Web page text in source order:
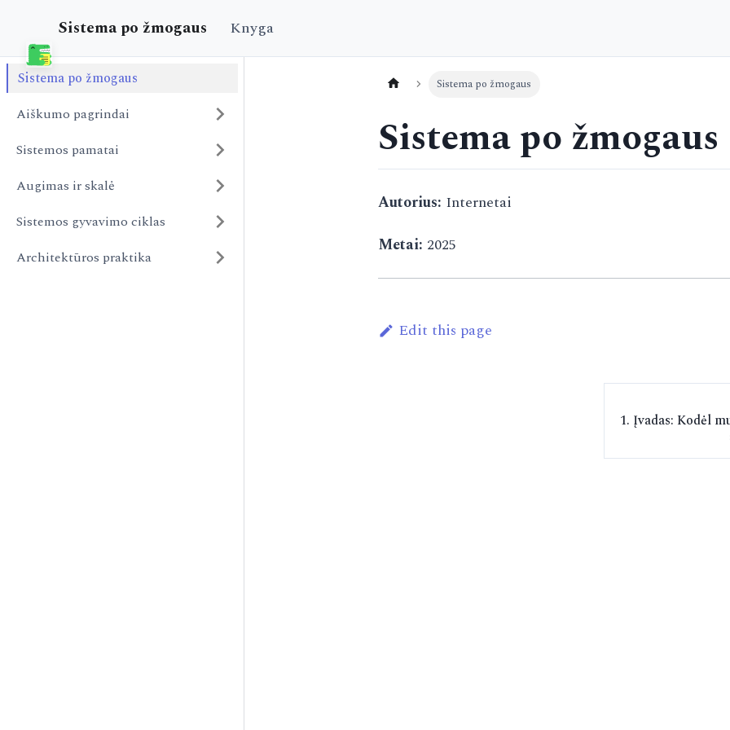
Sistema po žmogaus Knyga
Sistema po žmogaus
Aiškumo pagrindai
Sistemos pamatai
Augimas ir skalė
Sistemos gyvavimo ciklas
Architektūros praktika
Sistema po žmogaus
Sistema po žmogaus
Autorius: Internetai
Metai: 2025
Edit this page
1. Įvadas: Kodėl